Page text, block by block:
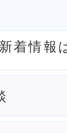
着情報